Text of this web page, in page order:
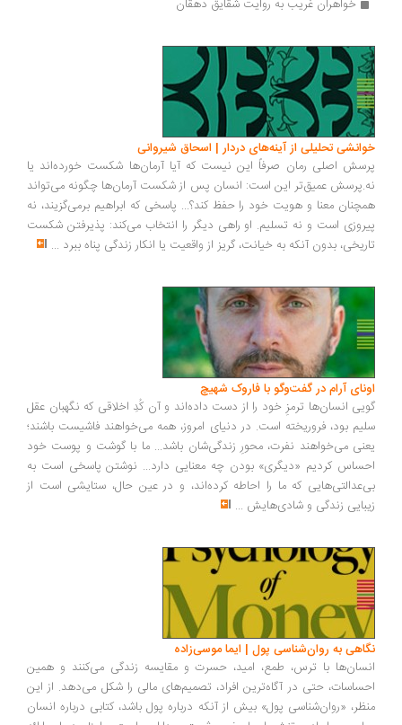
خواهران غریب به روایت شقایق دهقان
تحلیلی از آینه‌های دردار | اسحاق شیروانی
اصلی رمان صرفاً این نیست که آیا آرمان‌ها شکست خورده‌اند یا
عمیق‌تر این است: انسان پس از شکست آرمان‌ها چگونه می‌تواند
معنا و هویت خود را حفظ کند؟... پاسخی که ابراهیم برمی‌گزیند، نه
است و نه تسلیم. او راهی دیگر را انتخاب می‌کند: پذیرفتن شکست
بدون آنکه به خیانت، گریز از واقعیت یا انکار زندگی پناه ببرد...
آرام در گفت‌وگو با فاروک شهیچ‭
انسان‌ها ترمزِ خود را از دست داده‌اند و آن کُدِ اخلاقی که نگهبان عقل
بود، فروریخته است. در دنیای امروز، همه می‌خواهند فاشیست باشند؛
می‌خواهند نفرت، محورِ زندگی‌شان باشد... ما با گوشت و پوست خود
کردیم «دیگری» بودن چه معنایی دارد... نوشتن پاسخی است به
که ما را احاطه کرده‌اند، و در عین حال، ستایشی است از
زندگی و شادی‌هایش...
به روان‌شناسی پول | ایما موسی‌زاده
با ترس، طمع، امید، حسرت و مقایسه زندگی می‌کنند و همین
حتی در آگاه‌ترین افراد، تصمیم‌های مالی را شکل می‌دهد. از این
«روان‌شناسی پول» بیش از آنکه درباره پول باشد، کتابی درباره انسان